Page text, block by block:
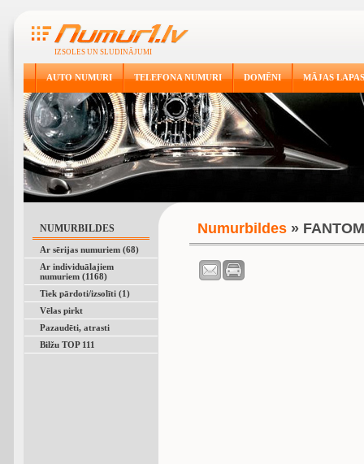
IZSOLES UN SLUDINĀJUMI
AUTO NUMURI TELEFONA NUMURI DOMĒNI MĀJAS LAPAS
NUMURBILDES
Ar sērijas numuriem (68)
Ar individuālajiem
numuriem (1168)
Tiek pārdoti/izsolīti (1)
Vēlas pirkt
Pazaudēti, atrasti
Bilžu TOP 111
Numurbildes» FANTOM